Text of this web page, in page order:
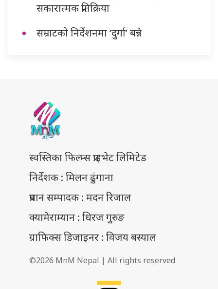
सकारात्मक प्रतिक्रिया
सम्राटको निर्देशनमा ‘दुर्गा’ बन्ने
स्वस्तिका फिल्म्स प्राइभेट लिमिटेड
निर्देशक : मिलन ढुंगाना
प्रधान सम्पादक : मदन रिजाल
क्यामेराम्यान : धिरज गुरुङ
ग्राफिक्स डिजाइनर : विजय बस्याल
©2026 MnM Nepal | All rights reserved